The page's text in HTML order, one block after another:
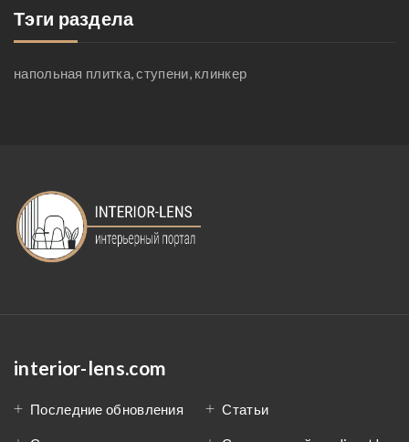
Тэги раздела
напольная плитка, ступени, клинкер
interior-lens.com
Последние обновления Статьи